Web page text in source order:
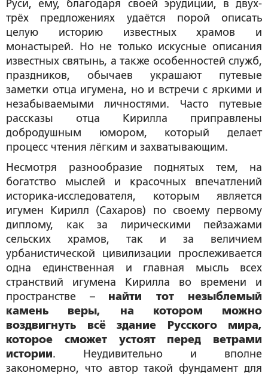
Руси, ему, благодаря своей эрудиции, в двух-
трёх предложениях удаётся порой описать
целую историю известных храмов и
монастырей. Но не только искусные описания
известных святынь, а также особенностей служб,
праздников, обычаев украшают путевые
заметки отца игумена, но и встречи с яркими и
незабываемыми личностями. Часто путевые
рассказы отца Кирилла приправлены
добродушным юмором, который делает
процесс чтения лёгким и захватывающим.
Несмотря разнообразие поднятых тем, на
богатство мыслей и красочных впечатлений
историка-исследователя, которым является
игумен Кирилл (Сахаров) по своему первому
диплому, как за лирическими пейзажами
сельских храмов, так и за величием
урбанистической цивилизации прослеживается
одна единственная и главная мысль всех
странствий игумена Кирилла во времени и
пространстве – найти тот незыблемый
камень веры, на котором можно
воздвигнуть всё здание Русского мира,
которое сможет устоят перед ветрами
истории. Неудивительно и вполне
закономерно, что автор такой фундамент для